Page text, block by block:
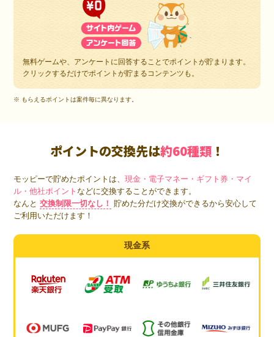
無料ゲームや、アンケートに回答することでポイントが貯まります。
クリックするだけでポイントが貯まるコンテンツも。
※ もらえるポイントは案件毎に異なります。
ポイントの交換先は約60種類 ！
モッピーで貯めたポイントは、現金・電子マネー・ギフト券・マイ
ル・他社ポイントなどに交換することができます。
なんと 交換制限一切なし！
貯めた分だけ交換ができるから安心して
ご利用いただけます！
現金系